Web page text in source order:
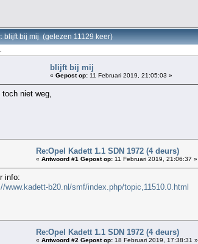
blijft bij mij (gelezen 11129 keer)
blijft bij mij
« Gepost op: 11 Februari 2019, 21:05:03 »
toch niet weg,
Re:Opel Kadett 1.1 SDN 1972 (4 deurs)
« Antwoord #1 Gepost op: 11 Februari 2019, 21:06:37 »
info:
www.kadett-b20.nl/smf/index.php/topic,11510.0.html
Re:Opel Kadett 1.1 SDN 1972 (4 deurs)
« Antwoord #2 Gepost op: 18 Februari 2019, 17:38:31 »